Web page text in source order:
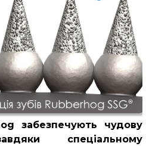
забезпечують чудову
спеціальному